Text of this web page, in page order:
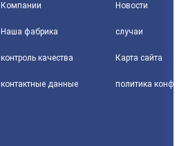
Компании
Наша фабрика
контроль качества
контактные данные
Новости
случаи
Карта сайта